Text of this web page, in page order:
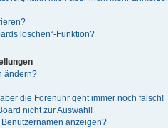
löschen“-Funktion?
ändern?
die Forenuhr geht immer noch falsch!
nicht zur Auswahl!
anzeigen?